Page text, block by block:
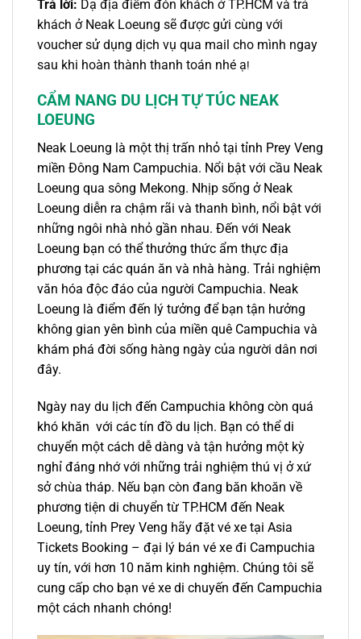
Trả lời: Dạ địa điểm đón khách ở TP.HCM và trả
khách ở Neak Loeung sẽ được gửi cùng với
voucher sử dụng dịch vụ qua mail cho mình ngay
sau khi hoàn thành thanh toán nhé ạ!
CẨM NANG DU LỊCH TỰ TÚC NEAK
LOEUNG
Neak Loeung là một thị trấn nhỏ tại tỉnh Prey Veng
miền Đông Nam Campuchia. Nổi bật với cầu Neak
Loeung qua sông Mekong. Nhịp sống ở Neak
Loeung diễn ra chậm rãi và thanh bình, nổi bật với
những ngôi nhà nhỏ gần nhau. Đến với Neak
Loeung bạn có thể thưởng thức ẩm thực địa
phương tại các quán ăn và nhà hàng. Trải nghiệm
văn hóa độc đáo của người Campuchia. Neak
Loeung là điểm đến lý tưởng để bạn tận hưởng
không gian yên bình của miền quê Campuchia và
khám phá đời sống hàng ngày của người dân nơi
đây.
Ngày nay du lịch đến Campuchia không còn quá
khó khăn với các tín đồ du lịch. Bạn có thể di
chuyển một cách dễ dàng và tận hưởng một kỳ
nghỉ đáng nhớ với những trải nghiệm thú vị ở xứ
sở chùa tháp. Nếu bạn còn đang băn khoăn về
phương tiện di chuyển từ TP.HCM đến Neak
Loeung, tỉnh Prey Veng hãy đặt vé xe tại Asia
Tickets Booking – đại lý bán vé xe đi Campuchia
uy tín, với hơn 10 năm kinh nghiệm. Chúng tôi sẽ
cung cấp cho bạn vé xe di chuyến đến Campuchia
một cách nhanh chóng!